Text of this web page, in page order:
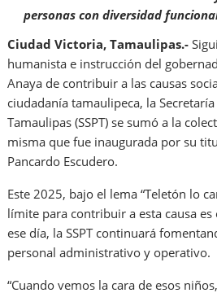
personas con diversidad
Ciudad Victoria, Tamaulipas.-
humanista e instrucción del
Anaya de contribuir a las causas
ciudadanía tamaulipeca, la
Tamaulipas (SSPT) se sumó a la
misma que fue inaugurada por su
Pancardo Escudero.
Este 2025, bajo el lema “Teletón lo
límite para contribuir a esta causa
ese día, la SSPT continuará
personal administrativo y operativo.
“Cuando vemos la cara de esos